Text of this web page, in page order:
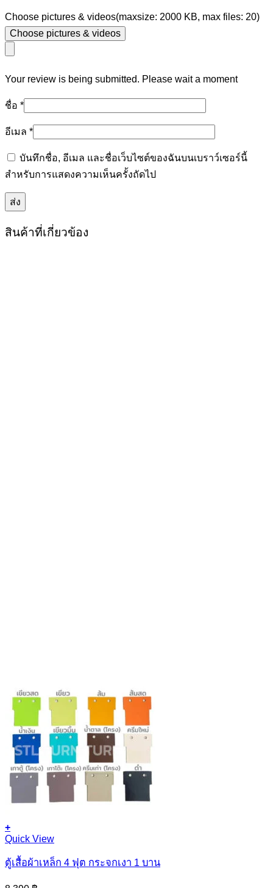
Choose pictures & videos(maxsize: 2000 KB, max files: 20)
Choose pictures & videos
Your review is being submitted. Please wait a moment
ชื่อ *
อีเมล *
บันทึกชื่อ, อีเมล และชื่อเว็บไซต์ของฉันบนเบราว์เซอร์นี้
สำหรับการแสดงความเห็นครั้งถัดไป
สินค้าที่เกี่ยวข้อง
+
Quick View
ตู้เสื้อผ้าเหล็ก 4 ฟุต กระจกเงา 1 บาน